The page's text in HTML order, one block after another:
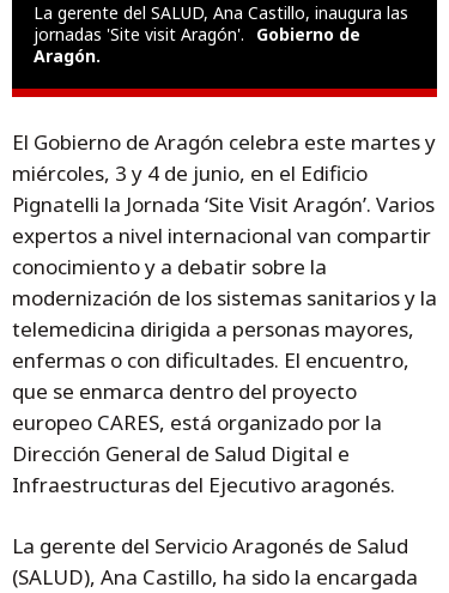
La gerente del SALUD, Ana Castillo, inaugura las
jornadas 'Site visit Aragón'.
Gobierno de
Aragón.
El Gobierno de Aragón celebra este martes y
miércoles, 3 y 4 de junio, en el Edificio
Pignatelli la Jornada ‘Site Visit Aragón’. Varios
expertos a nivel internacional van compartir
conocimiento y a debatir sobre la
modernización de los sistemas sanitarios y la
telemedicina dirigida a personas mayores,
enfermas o con dificultades. El encuentro,
que se enmarca dentro del proyecto
europeo CARES, está organizado por la
Dirección General de Salud Digital e
Infraestructuras del Ejecutivo aragonés.
La gerente del Servicio Aragonés de Salud
(SALUD), Ana Castillo, ha sido la encargada